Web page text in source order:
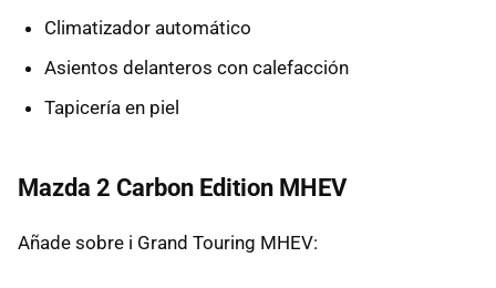
Climatizador automático
Asientos delanteros con calefacción
Tapicería en piel
Mazda 2 Carbon Edition MHEV
Añade sobre i Grand Touring MHEV: